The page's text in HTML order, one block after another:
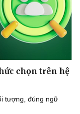
thời sự
đêm khuya
tình yêu
tâm hồn
chọn trên hệ
tượng, đúng ngữ